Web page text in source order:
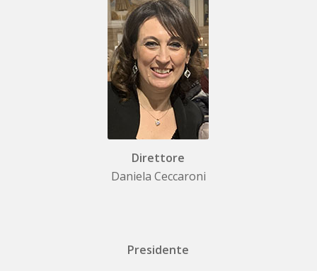
Direttore
Daniela Ceccaroni
Presidente